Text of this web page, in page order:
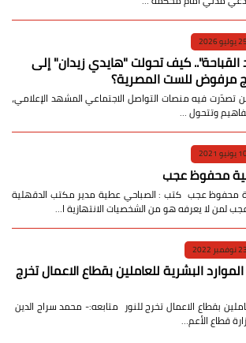
25 يوليو 2026
القباحة".. كيف تحولت "هايدي زيدان" إلى
مرفوض للست المصرية؟
فيه منصات التواصل الاجتماعي المشهد الإعلامي،
وتتحول …
2021
محفوظ عجب
محفوظ عجب كتب : الصباحي عطية مدير مكتب الدقهلية
لا يعرفه هو من الشخصيات الانتهازية ا…
23 نوفمبر 2022
البشرية للعاملين بقطاع الاعمال تخرج
بقطاع الاعمال تخرج للنور متابعه:- محمد سراج الدين
قطاع الأعم…